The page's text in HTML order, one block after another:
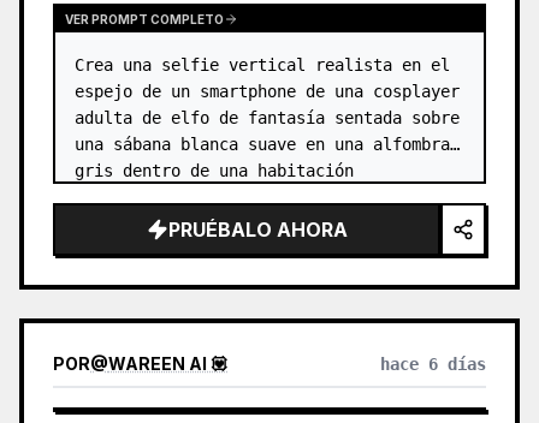
VER PROMPT COMPLETO
Crea una selfie vertical realista en el
espejo de un smartphone de una cosplayer
adulta de elfo de fantasía sentada sobre
una sábana blanca suave en una alfombra
gris dentro de una habitación
{argument name="character n…
PRUÉBALO AHORA
POR@WAREEN AI 💟 hace 6 días